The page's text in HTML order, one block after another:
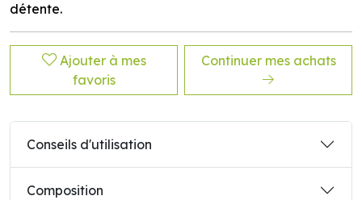
détente.
Ajouter à mes
favoris
Continuer mes achats
Conseils d'utilisation
Composition